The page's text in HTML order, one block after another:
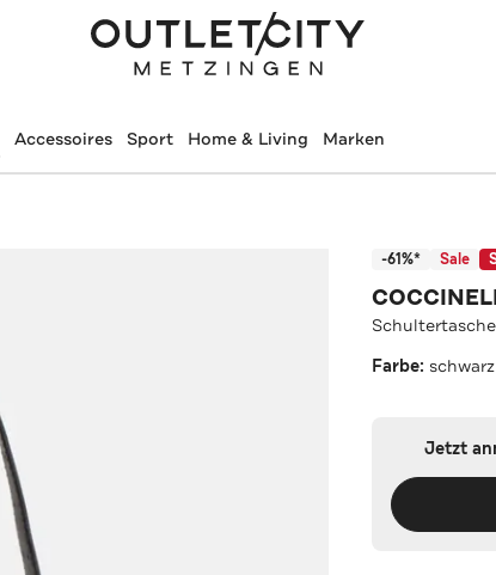
Accessoires Sport Home & Living Marken
-61%* Sale
Farbe: schwarz
Jetzt